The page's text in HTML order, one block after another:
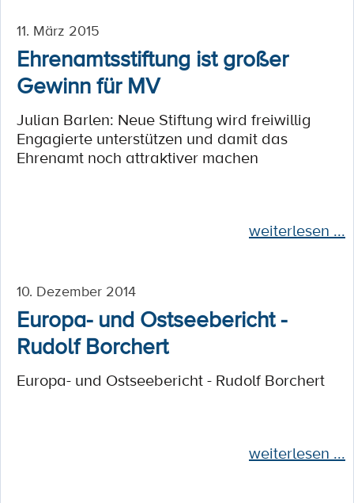
11. März 2015
Ehrenamtsstiftung ist großer
Gewinn für MV
Julian Barlen: Neue Stiftung wird freiwillig
Engagierte unterstützen und damit das
Ehrenamt noch attraktiver machen
weiterlesen ...
10. Dezember 2014
Europa- und Ostseebericht -
Rudolf Borchert
Europa- und Ostseebericht - Rudolf Borchert
weiterlesen ...